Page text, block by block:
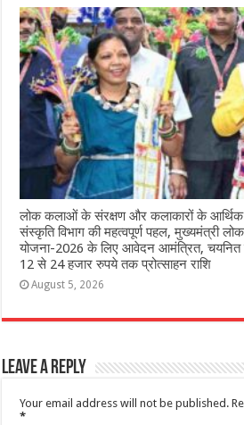
लोक कलाओं के संरक्षण और कलाकारों के आर्थिक
संस्कृति विभाग की महत्वपूर्ण पहल, मुख्यमंत्री
योजना-2026 के लिए आवेदन आमंत्रित, चयनित
12 से 24 हजार रुपये तक प्रोत्साहन राशि
August 5, 2026
Leave a Reply
Your email address will not be published.
*